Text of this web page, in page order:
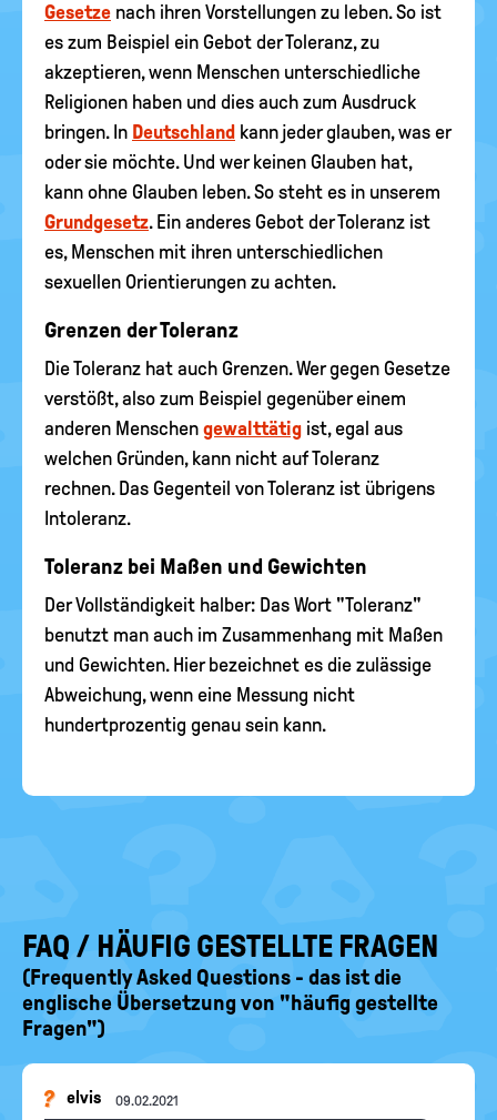
Gesetze nach ihren Vorstellungen zu leben. So ist
es zum Beispiel ein Gebot der Toleranz, zu
akzeptieren, wenn Menschen unterschiedliche
Religionen haben und dies auch zum Ausdruck
bringen. In Deutschland kann jeder glauben, was er
oder sie möchte. Und wer keinen Glauben hat,
kann ohne Glauben leben. So steht es in unserem
Grundgesetz. Ein anderes Gebot der Toleranz ist
es, Menschen mit ihren unterschiedlichen
sexuellen Orientierungen zu achten.
Grenzen der Toleranz
Die Toleranz hat auch Grenzen. Wer gegen Gesetze
verstößt, also zum Beispiel gegenüber einem
anderen Menschen gewalttätig ist, egal aus
welchen Gründen, kann nicht auf Toleranz
rechnen. Das Gegenteil von Toleranz ist übrigens
Intoleranz.
Toleranz bei Maßen und Gewichten
Der Vollständigkeit halber: Das Wort "Toleranz"
benutzt man auch im Zusammenhang mit Maßen
und Gewichten. Hier bezeichnet es die zulässige
Abweichung, wenn eine Messung nicht
hundertprozentig genau sein kann.
FAQ / HÄUFIG GESTELLTE FRAGEN
(Frequently Asked Questions - das ist die
englische Übersetzung von "häufig gestellte
Fragen")
elvis 09.02.2021